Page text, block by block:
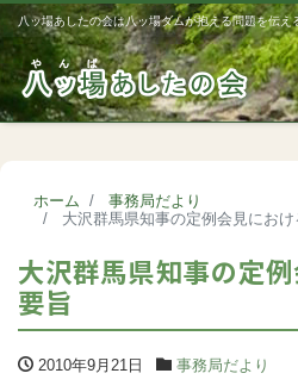
八ッ場あしたの会は八ッ場ダムが抱える問題を伝え
ホーム
事務局だより
大沢群馬県知事の定例会見にお
大沢群馬県知事の定
要旨
2010年9月21日 事務局だより